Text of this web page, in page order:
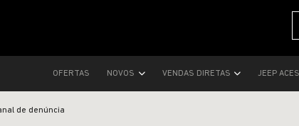
OFERTAS NOVOS VENDAS DIRETAS JEEP
de denúncia